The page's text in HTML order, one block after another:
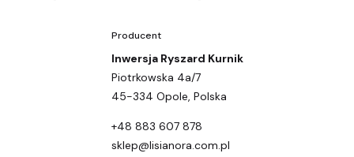
Producent
Inwersja Ryszard Kurnik
Piotrkowska 4a/7
45-334 Opole, Polska
+48 883 607 878
sklep@lisianora.com.pl